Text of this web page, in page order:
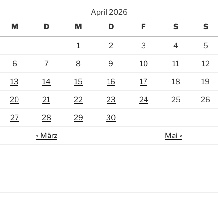
April 2026
M
D M D F S S
1 2 3 4 5
6 7 8 9 10 11 12
13 14 15 16 17 18 19
20 21 22 23 24 25 26
27 28 29 30
« März Mai »